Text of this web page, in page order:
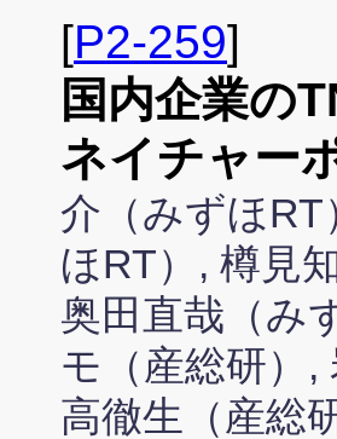
[P2-259]
国内企業の
ネイチャー
介（みずほRT
ほRT）, 樽見
奥田直哉（み
モ（産総研）,
高徹生（産総研